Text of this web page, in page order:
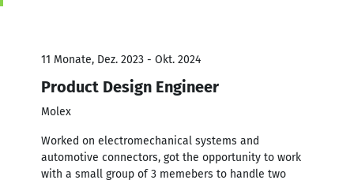
11 Monate, Dez. 2023 - Okt. 2024
Product Design Engineer
Molex
Worked on electromechanical systems and
automotive connectors, got the opportunity to work
with a small group of 3 memebers to handle two